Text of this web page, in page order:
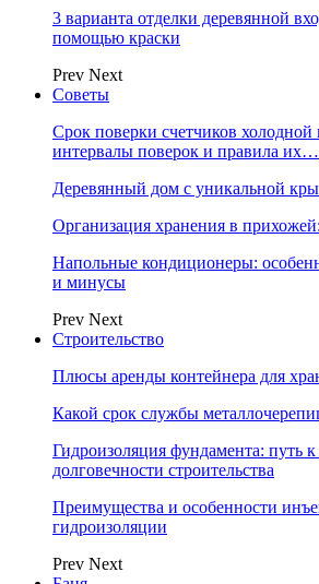
3 варианта отделки деревянной
помощью краски
Prev Next
Советы
Срок поверки счетчиков холодной
интервалы поверок и правила их…
Деревянный дом с уникальной
Организация хранения в
Напольные кондиционеры:
и минусы
Prev Next
Строительство
Плюсы аренды контейнера для
Какой срок службы
Гидроизоляция фундамента: путь
долговечности строительства
Преимущества и особенности
гидроизоляции
Prev Next